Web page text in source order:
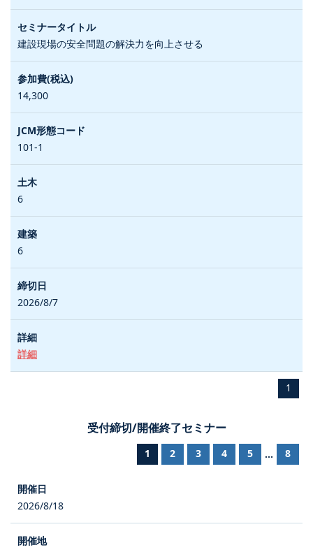
建設現場の安全問題の解決力を向上させる
14,300
101-1
6
6
2026/8/7
詳細
1
受付締切/開催終了セミナー
1 2 3 4 5 ... 8
2026/8/18